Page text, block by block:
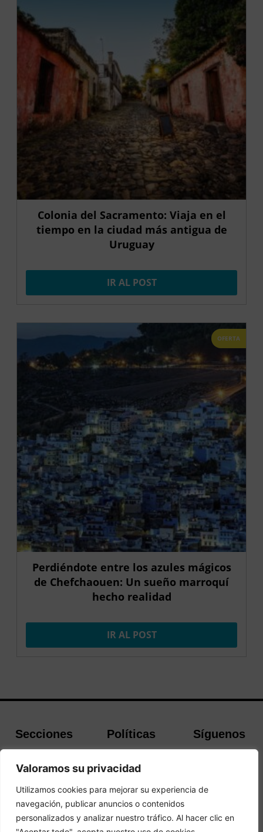
Valoramos su privacidad
Utilizamos cookies para mejorar su experiencia de
navegación, publicar anuncios o contenidos
personalizados y analizar nuestro tráfico. Al hacer clic en
Colonia del Sacramento: Viaja en el
tiempo en la ciudad más antigua de
Uruguay
IR AL POST
OFERTA
Perdiéndote entre los azules mágicos
de Chefchaouen: Un sueño marroquí
hecho realidad
IR AL POST
Secciones
Buscador de
Políticas
cookies
Política de
Privacidad
Síguenos